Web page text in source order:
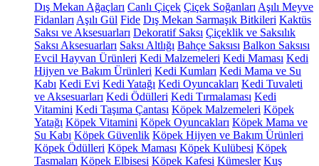
Dış Mekan Ağaçları Canlı Çiçek Çiçek Soğanları Aşılı Meyve
Fidanları Aşılı Gül Fide Dış Mekan Sarmaşık Bitkileri Kaktüs
Saksı ve Aksesuarları Dekoratif Saksı Çiçeklik ve Saksılık
Saksı Aksesuarları Saksı Altlığı Bahçe Saksısı Balkon Saksısı
Evcil Hayvan Ürünleri Kedi Malzemeleri Kedi Maması Kedi
Hijyen ve Bakım Ürünleri Kedi Kumları Kedi Mama ve Su
Kabı Kedi Evi Kedi Yatağı Kedi Oyuncakları Kedi Tuvaleti
ve Aksesuarları Kedi Ödülleri Kedi Tırmalaması Kedi
Vitamini Kedi Taşıma Çantası Köpek Malzemeleri Köpek
Yatağı Köpek Vitamini Köpek Oyuncakları Köpek Mama ve
Su Kabı Köpek Güvenlik Köpek Hijyen ve Bakım Ürünleri
Köpek Ödülleri Köpek Maması Köpek Kulübesi Köpek
Tasmaları Köpek Elbisesi Köpek Kafesi Kümesler Kuş